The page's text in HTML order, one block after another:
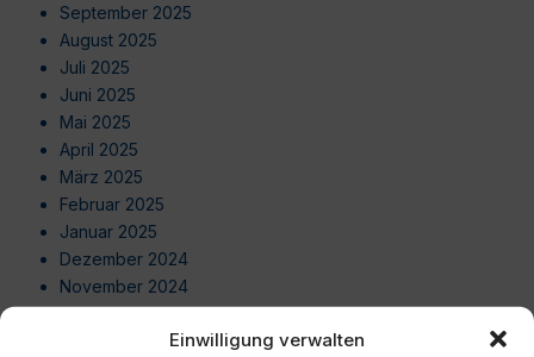
Einwilligung verwalten
September 2025
August 2025
Juli 2025
Juni 2025
Mai 2025
April 2025
März 2025
Februar 2025
Januar 2025
Dezember 2024
November 2024
Oktober 2024
September 2024